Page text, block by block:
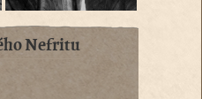
Nefritu